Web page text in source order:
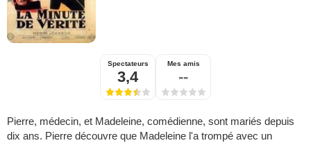
Spectateurs
3,4
Mes amis
--
Pierre, médecin, et Madeleine, comédienne, sont mariés depuis
dix ans. Pierre découvre que Madeleine l'a trompé avec un